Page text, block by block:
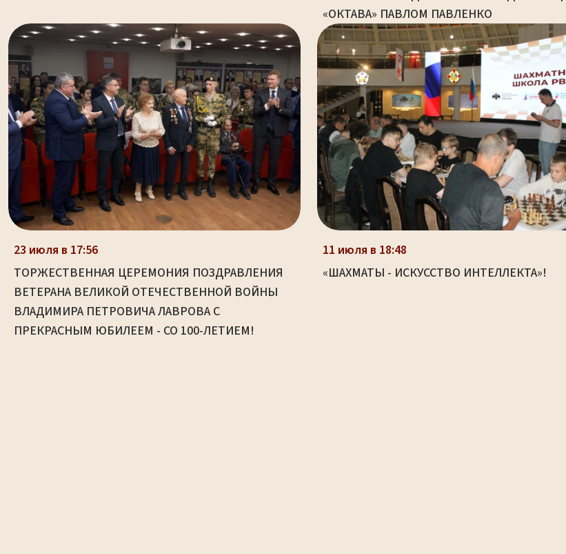
«ОКТАВА» ПАВЛОМ ПАВЛЕНКО
23 июля в 17:56
ТОРЖЕСТВЕННАЯ ЦЕРЕМОНИЯ ПОЗДРАВЛЕНИЯ
ВЕТЕРАНА ВЕЛИКОЙ ОТЕЧЕСТВЕННОЙ ВОЙНЫ
ВЛАДИМИРА ПЕТРОВИЧА ЛАВРОВА С
ПРЕКРАСНЫМ ЮБИЛЕЕМ - СО 100-ЛЕТИЕМ!
11 июля в 18:48
«ШАХМАТЫ - ИСКУССТВО ИНТЕЛЛЕКТА»!